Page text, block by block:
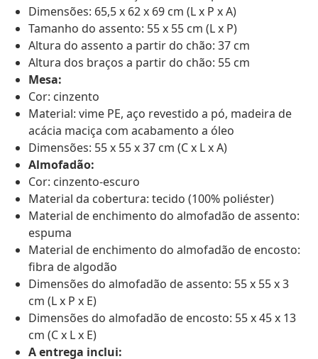
Dimensões: 65,5 x 62 x 69 cm (L x P x A)
Tamanho do assento: 55 x 55 cm (L x P)
Altura do assento a partir do chão: 37 cm
Altura dos braços a partir do chão: 55 cm
Mesa:
Cor: cinzento
Material: vime PE, aço revestido a pó, madeira de
acácia maciça com acabamento a óleo
Dimensões: 55 x 55 x 37 cm (C x L x A)
Almofadão:
Cor: cinzento-escuro
Material da cobertura: tecido (100% poliéster)
Material de enchimento do almofadão de assento:
espuma
Material de enchimento do almofadão de encosto:
fibra de algodão
Dimensões do almofadão de assento: 55 x 55 x 3
cm (L x P x E)
Dimensões do almofadão de encosto: 55 x 45 x 13
cm (C x L x E)
A entrega inclui: